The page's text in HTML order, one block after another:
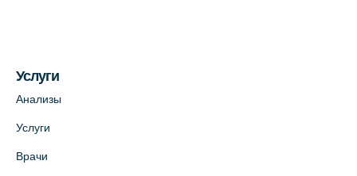
+7 (812) 660-73-69
Медицинский центр "Доктор Семейный"
Услуги
Анализы
Услуги
Врачи